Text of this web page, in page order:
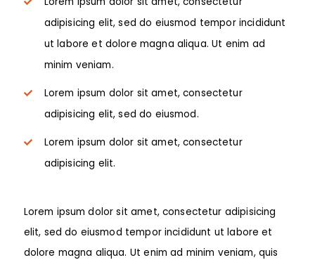
adipisicing elit, sed do eiusmod tempor incididunt
ut labore et dolore magna aliqua. Ut enim ad
minim veniam.
Lorem ipsum dolor sit amet, consectetur
adipisicing elit, sed do eiusmod.
Lorem ipsum dolor sit amet, consectetur
adipisicing elit.
Lorem ipsum dolor sit amet, consectetur adipisicing
elit, sed do eiusmod tempor incididunt ut labore et
dolore magna aliqua. Ut enim ad minim veniam, quis